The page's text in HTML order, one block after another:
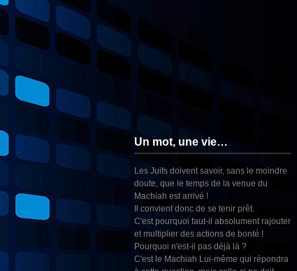
Un mot, une vie…
Les Juifs doivent savoir, sans le moindre
doute, que le temps de la venue du
Machiah est arrivé !
Il convient donc de se tenir prêt.
C'est pourquoi faut-il absolument rajouter
et multiplier des actions de bonté !
Pourquoi n'est-il pas déjà là ?
C'est le Machiah Lui-même qui répondra